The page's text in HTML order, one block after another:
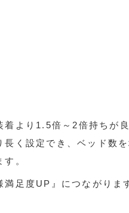
より1.5倍～2倍持ちが
く設定でき、ベッド数
。
足度UP』につながりま